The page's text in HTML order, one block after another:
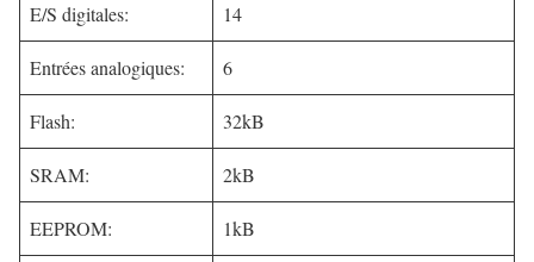
E/S digitales: 14
Entrées analogiques: 6
Flash: 32kB
SRAM: 2kB
EEPROM: 1kB